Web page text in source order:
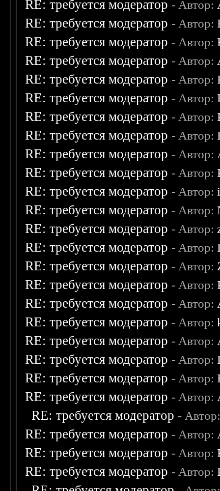
RE: требуется модератор - Автор:
RE: требуется модератор - Автор:
RE: требуется модератор - Автор:
RE: требуется модератор - Автор:
RE: требуется модератор - Автор:
RE: требуется модератор - Автор:
RE: требуется модератор - Автор:
RE: требуется модератор - Автор:
RE: требуется модератор - Автор:
RE: требуется модератор - Автор:
RE: требуется модератор - Автор:
RE: требуется модератор - Автор:
RE: требуется модератор - Автор:
RE: требуется модератор - Автор:
RE: требуется модератор - Автор:
RE: требуется модератор - Автор:
RE: требуется модератор - Автор:
RE: требуется модератор - Автор:
RE: требуется модератор - Автор:
RE: требуется модератор - Автор:
RE: требуется модератор - Автор:
RE: требуется модератор - Автор:
RE: требуется модератор -
RE: требуется модератор - Автор:
RE: требуется модератор - Автор:
RE: требуется модератор - Автор: